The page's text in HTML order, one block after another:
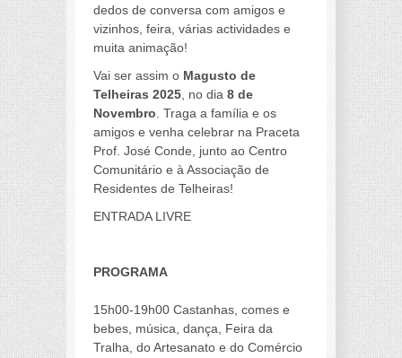
dedos de conversa com amigos e
vizinhos, feira, várias actividades e
muita animação!
Vai ser assim o Magusto de
Telheiras 2025 , no dia 8 de
Novembro . Traga a família e os
amigos e venha celebrar na Praceta
Prof. José Conde, junto ao Centro
Comunitário e à Associação de
Residentes de Telheiras!
ENTRADA LIVRE
PROGRAMA
15h00-19h00 Castanhas, comes e
bebes, música, dança, Feira da
Tralha, do Artesanato e do Comércio